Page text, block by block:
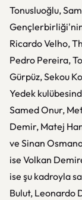
Tonusluoğlu,
Gençlerbirliği'nin
Ricardo Velho,
Pedro Pereira,
Gürpüz, Sekou
Yedek
Samed Onur,
Demir, Matej
ve Sinan
ise Volkan
ise şu kadroyla
Bulut, Leonardo